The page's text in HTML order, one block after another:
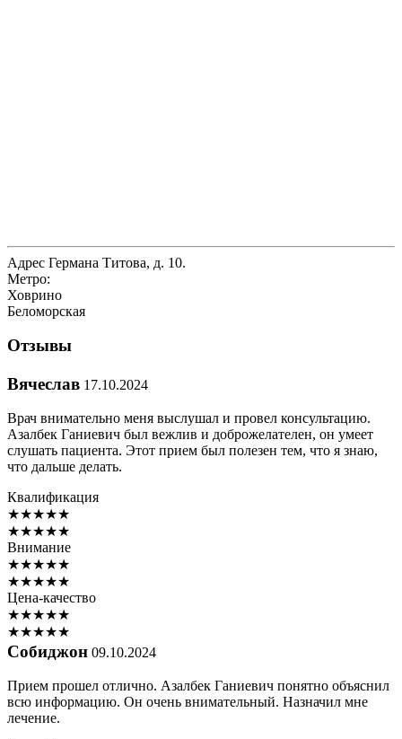
Адрес Германа Титова, д. 10.
Метро:
Ховрино
Беломорская
Отзывы
Вячеслав 17.10.2024
Врач внимательно меня выслушал и провел консультацию.
Азалбек Ганиевич был вежлив и доброжелателен, он умеет
слушать пациента. Этот прием был полезен тем, что я знаю,
что дальше делать.
Квалификация
★★★★★
★★★★★
Внимание
★★★★★
★★★★★
Цена-качество
★★★★★
★★★★★
Собиджон 09.10.2024
Прием прошел отлично. Азалбек Ганиевич понятно объяснил
всю информацию. Он очень внимательный. Назначил мне
лечение.